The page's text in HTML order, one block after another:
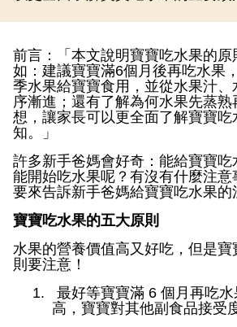
前言：「本文說明寶寶吃水果的原
如：建議寶寶滿6個月後再吃水果
季水果給寶寶食用，並從水果汁
序漸進；還有了解為何水果先蒸
想，讓家長可以更全面了解寶寶吃
知。」
許多新手爸媽會好奇：能給寶寶
能開始吃水果呢？有沒有什麼注
要來告訴新手爸媽給寶寶吃水果的
寶寶吃水果的五大原則
水果的營養價值高又好吃，但是
則要注意！
1.
最好等寶寶滿 6 個月再吃
高，寶寶對其他副食品接受